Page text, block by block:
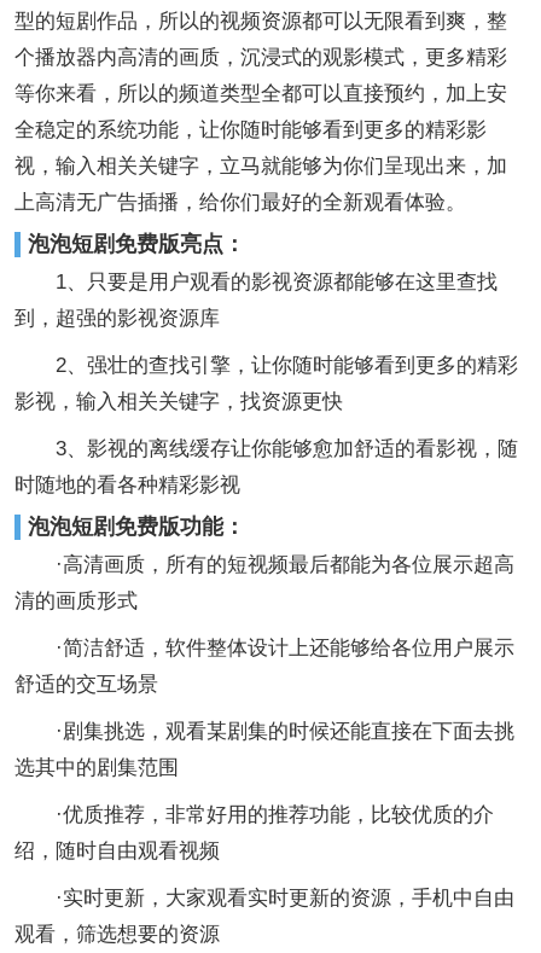
型的短剧作品，所以的视频资源都可以无限看到爽，整
个播放器内高清的画质，沉浸式的观影模式，更多精彩
等你来看，所以的频道类型全都可以直接预约，加上安
全稳定的系统功能，让你随时能够看到更多的精彩影
视，输入相关关键字，立马就能够为你们呈现出来，加
上高清无广告插播，给你们最好的全新观看体验。
泡泡短剧免费版亮点：
1、只要是用户观看的影视资源都能够在这里查找
到，超强的影视资源库
2、强壮的查找引擎，让你随时能够看到更多的精彩
影视，输入相关关键字，找资源更快
3、影视的离线缓存让你能够愈加舒适的看影视，随
时随地的看各种精彩影视
泡泡短剧免费版功能：
·高清画质，所有的短视频最后都能为各位展示超高
清的画质形式
·简洁舒适，软件整体设计上还能够给各位用户展示
舒适的交互场景
·剧集挑选，观看某剧集的时候还能直接在下面去挑
选其中的剧集范围
·优质推荐，非常好用的推荐功能，比较优质的介
绍，随时自由观看视频
·实时更新，大家观看实时更新的资源，手机中自由
观看，筛选想要的资源